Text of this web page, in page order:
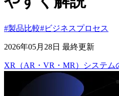
#製品比較#ビジネスプロセス
2026年05月28日 最終更新
XR（AR・VR・MR）システム